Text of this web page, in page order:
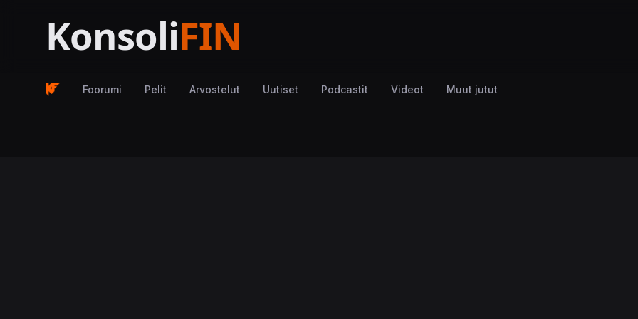
Foorumi Pelit Arvostelut Uutiset Podcastit Videot Muut jutut